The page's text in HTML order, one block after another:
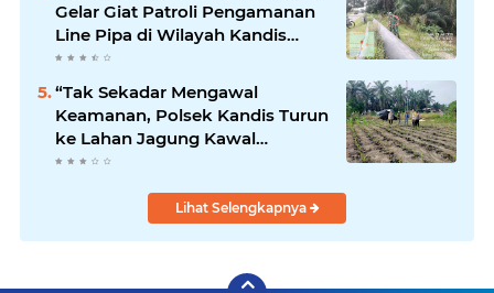
Gelar Giat Patroli Pengamanan
Line Pipa di Wilayah Kandis
Kandis
“Tak Sekadar Mengawal
Keamanan, Polsek Kandis Turun
ke Lahan Jagung Kawal
Ketahanan Pangan
Lihat Selengkapnya